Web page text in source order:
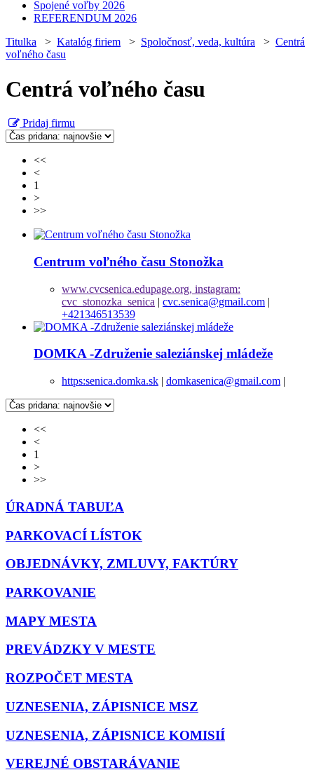
Spojené voľby 2026
REFERENDUM 2026
Titulka > Katalóg firiem > Spoločnosť, veda, kultúra > Centrá
voľného času
Centrá voľného času
Pridaj firmu
<<
<
1
>
>>
Centrum voľného času Stonožka
www.cvcsenica.edupage.org, instagram:
cvc_stonozka_senica | cvc.senica@gmail.com |
+421346513539
DOMKA -Združenie saleziánskej mládeže
https:senica.domka.sk | domkasenica@gmail.com |
<<
<
1
>
>>
ÚRADNÁ TABUĽA
PARKOVACÍ LÍSTOK
OBJEDNÁVKY, ZMLUVY, FAKTÚRY
PARKOVANIE
MAPY MESTA
PREVÁDZKY V MESTE
ROZPOČET MESTA
UZNESENIA, ZÁPISNICE MSZ
UZNESENIA, ZÁPISNICE KOMISIÍ
VEREJNÉ OBSTARÁVANIE